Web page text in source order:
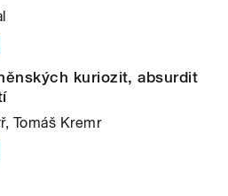
kuriozit, absurdit
Tomáš Kremr